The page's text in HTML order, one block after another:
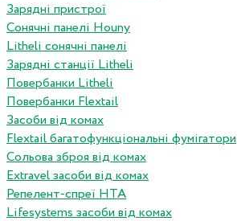
Зарядні пристрої
Сонячні панелі Houny
Litheli сонячні панелі
Зарядні станції Litheli
Повербанки Litheli
Повербанки Flextail
Засоби від комах
Flextail багатофункціональні фумігатори
Сольова зброя від комах
Extravel засоби від комах
Репелент-спреї HTA
Lifesystems засоби від комах